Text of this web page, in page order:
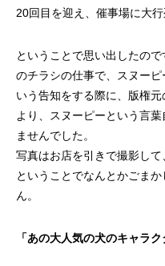
20回目を迎え、催事場に大行
ということで思い出したの
のチラシの仕事で、スヌー
いう告知をする際に、版権
より、スヌーピーという言
ませんでした。
写真はお店を引きで撮影し
ということでなんとかごま
ん。
「あの大人気の犬のキャラ